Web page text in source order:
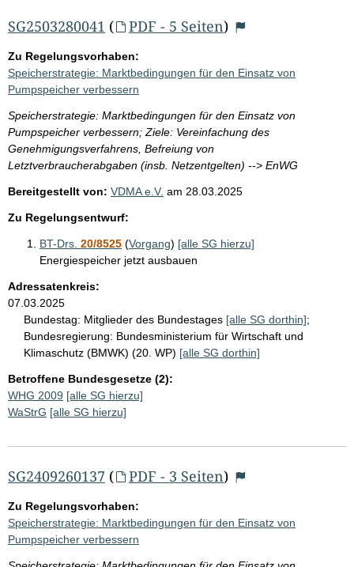
SG2503280041 ( PDF - 5 Seiten)
Zu Regelungsvorhaben:
Speicherstrategie: Marktbedingungen für den Einsatz von
Pumpspeicher verbessern
Speicherstrategie: Marktbedingungen für den Einsatz von
Pumpspeicher verbessern; Ziele: Vereinfachung des
Genehmigungsverfahrens, Befreiung von
Letztverbraucherabgaben (insb. Netzentgelten) --> EnWG
Bereitgestellt von: VDMA e.V. am 28.03.2025
Zu Regelungsentwurf:
BT-Drs. 20/8525 (Vorgang) [alle SG hierzu]
Energiespeicher jetzt ausbauen
Adressatenkreis:
07.03.2025
Bundestag: Mitglieder des Bundestages [alle SG dorthin];
Bundesregierung: Bundesministerium für Wirtschaft und
Klimaschutz (BMWK) (20. WP) [alle SG dorthin]
Betroffene Bundesgesetze (2):
WHG 2009 [alle SG hierzu]
WaStrG [alle SG hierzu]
SG2409260137 ( PDF - 3 Seiten)
Zu Regelungsvorhaben:
Speicherstrategie: Marktbedingungen für den Einsatz von
Pumpspeicher verbessern